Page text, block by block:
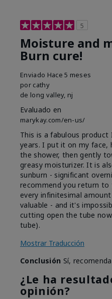
5
Moisture and
Burn cure!
Enviado Hace 5 meses
por cathy
de long valley, nj
Evaluado en
marykay.com/en-us/
This is a fabulous
years. I put it on my face,
the shower, then gently
greasy moisturizer. It is
sunburn - significant
recommend you return
every infinitesimal
valuable - and it's
cutting open the tube
tube).
Mostrar Traducción
Conclusión Sí,
¿Le ha
opinión?